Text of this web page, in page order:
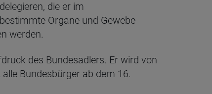
die er im
Organe und Gewebe
werden.
des Bundesadlers. Er wird von
Bundesbürger ab dem 16.